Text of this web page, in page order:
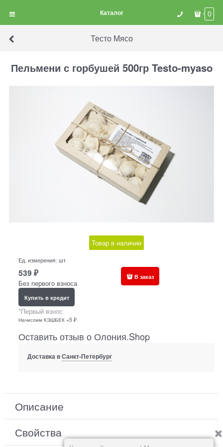
Каталог 0
Тесто Мясо
Пельмени с горбушей 500гр Testo-myaso
Товар в наличии
Ед. измерения: шт
539 ₽
Без первого взноса
Купить в кредит
*Первый взнос
Начислим КЭШБЕК +5 ₽
В заказ
Оставить отзыв о Олония.Shop
Доставка вСанкт-Петербург
Описание
Свойства